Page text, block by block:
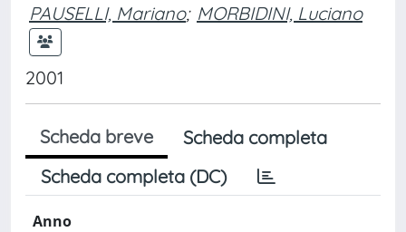
PAUSELLI, Mariano; MORBIDINI, Luciano
2001
Scheda breve
Scheda completa
Scheda completa (DC)
Anno